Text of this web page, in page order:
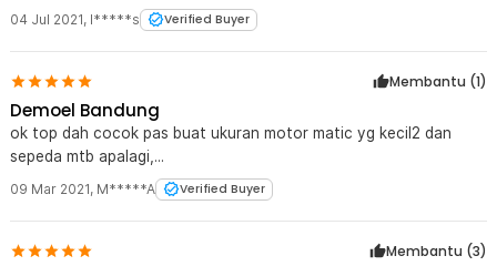
04 Jul 2021, l*****s Verified Buyer
Membantu (1)
Demoel Bandung
ok top dah cocok pas buat ukuran motor matic yg kecil2 dan
sepeda mtb apalagi,...
09 Mar 2021, M*****A Verified Buyer
Membantu (3)